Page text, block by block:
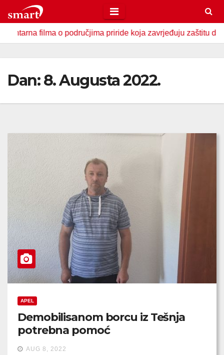
to
content
filma o područjima priride koja zavrjeđuju zaštitu države
Dan:8. Augusta 2022.
APEL
Demobilisanom borcu iz Tešnja
potrebna pomoć
AUG 8, 2022